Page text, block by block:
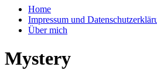
Home
Impressum und
Über mich
Mystery